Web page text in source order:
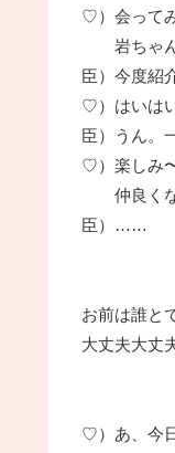
♡）会って
岩ちゃ
臣）今度紹
♡）はいは
臣）うん。
♡）楽しみ
仲良くな
臣）……
お前は誰と
大丈夫大丈
♡）あ、今